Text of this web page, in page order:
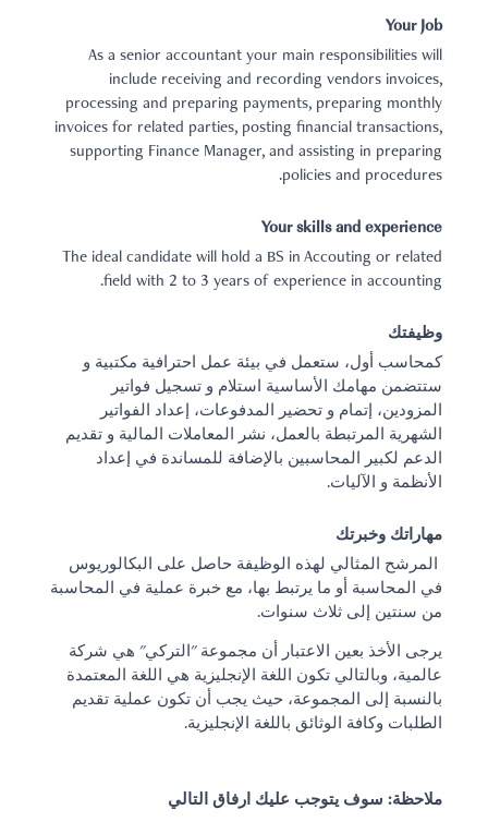
Your Job
As a senior accountant your main responsibilities will
include receiving and recording vendors invoices,
processing and preparing payments, preparing monthly
invoices for related parties, posting financial transactions,
supporting Finance Manager, and assisting in preparing
policies and procedures.
Your skills and experience
The ideal candidate will hold a BS in Accouting or related
field with 2 to 3 years of experience in accounting.
وظيفتك
كمحاسب أول، ستعمل في بيئة عمل احترافية مكتبية و
ستتضمن مهامك الأساسية استلام و تسجيل فواتير
المزودين، إتمام و تحضير المدفوعات، إعداد الفواتير
الشهرية المرتبطة بالعمل، نشر المعاملات المالية و تقديم
الدعم لكبير المحاسبين بالإضافة للمساندة في إعداد
الأنظمة و الآليات.
مهاراتك وخبرتك
المرشح المثالي لهذه الوظيفة حاصل على البكالوريوس
في المحاسبة أو ما يرتبط بها، مع خبرة عملية في المحاسبة
من سنتين إلى ثلاث سنوات.
يرجى الأخذ بعين الاعتبار أن مجموعة "التركي" هي شركة
عالمية، وبالتالي تكون اللغة الإنجليزية هي اللغة المعتمدة
بالنسبة إلى المجموعة، حيث يجب أن تكون عملية تقديم
الطلبات وكافة الوثائق باللغة الإنجليزية.
ملاحظة: سوف يتوجب عليك ارفاق التالي